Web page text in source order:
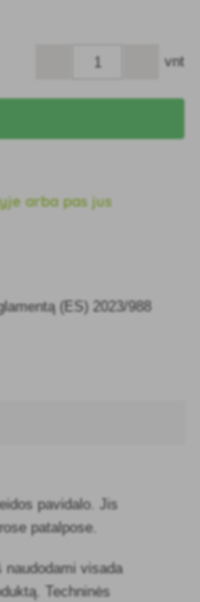
vnt
arba pas jus
(ES) 2023/988
pavidalo. Jis
patalpose.
naudodami visada
Techninės